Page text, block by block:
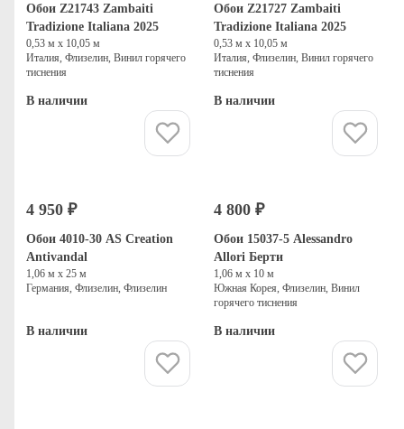
Обои Z21743 Zambaiti
Tradizione Italiana 2025
0,53 м х 10,05 м
Италия, Флизелин, Винил горячего
тиснения
В наличии
Обои Z21727 Zambaiti
Tradizione Italiana 2025
0,53 м х 10,05 м
Италия, Флизелин, Винил горячего
тиснения
В наличии
4 950 ₽
Обои 4010-30 AS Creation
Antivandal
1,06 м х 25 м
Германия, Флизелин, Флизелин
В наличии
4 800 ₽
Обои 15037-5 Alessandro
Allori Берти
1,06 м х 10 м
Южная Корея, Флизелин, Винил
горячего тиснения
В наличии